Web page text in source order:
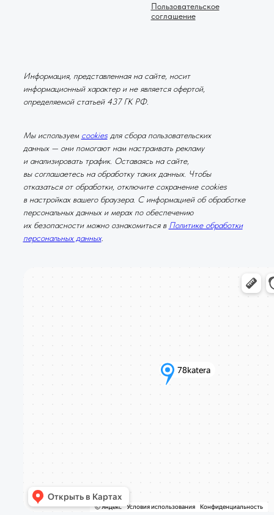
Пользовательское
соглашение
Мы используем cookiesдля сбора пользовательских
данных — они помогают нам настраивать рекламу
и анализировать трафик. Оставаясь на сайте,
вы соглашаетесь на обработку таких данных. Чтобы
отказаться от обработки, отключите сохранение cookies
в настройках вашего браузера. С информацией об обработке
персональных данных и мерах по обеспечению
их безопасности можно ознакомиться в Политике обработки
персональных данных.
Информация, представленная на сайте, носит
информационный характер и не является офертой,
определяемой статьей 437 ГК РФ.